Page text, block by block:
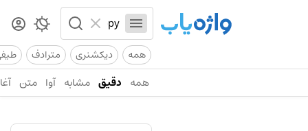
همه دیکشنری مترادف
همه دقیق مشابه آوا متن